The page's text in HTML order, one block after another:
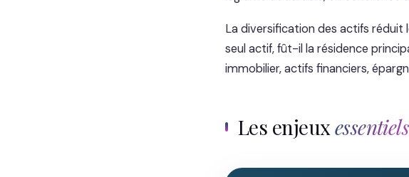
La diversification des actifs réduit
seul actif, fût-il la résidence
immobilier, actifs financiers,
Les enjeuxessentiels